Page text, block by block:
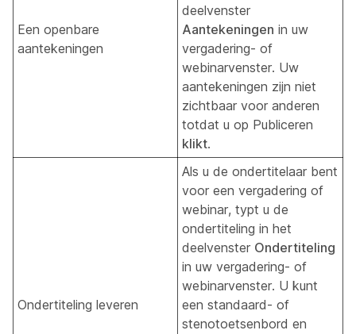
Een openbare
aantekeningen
deelvenster
Aantekeningen in uw
vergadering- of
webinarvenster. Uw
aantekeningen zijn niet
zichtbaar voor anderen
totdat u op Publiceren
klikt.
Ondertiteling leveren
Als u de ondertitelaar bent
voor een vergadering of
webinar, typt u de
ondertiteling in het
deelvenster Ondertiteling
in uw vergadering- of
webinarvenster. U kunt
een standaard- of
stenotoetsenbord en